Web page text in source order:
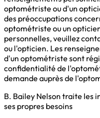
optométriste ou d'un
des préoccupations
optométriste ou un
personnelles, veuillez
ou l'opticien. Les
d'un optométriste sont
confidentialité de
demande auprès de
B. Bailey Nelson traite les
ses propres besoins